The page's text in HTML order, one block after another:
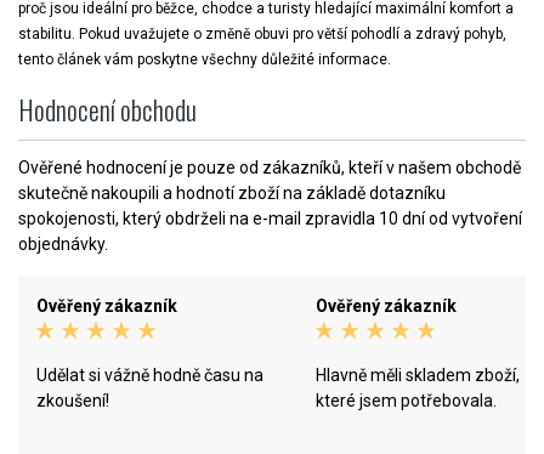
proč jsou ideální pro běžce, chodce a turisty hledající maximální komfort a
stabilitu. Pokud uvažujete o změně obuvi pro větší pohodlí a zdravý pohyb,
tento článek vám poskytne všechny důležité informace.
Hodnocení obchodu
Ověřené hodnocení je pouze od zákazníků, kteří v našem obchodě
skutečně nakoupili a hodnotí zboží na základě dotazníku
spokojenosti, který obdrželi na e-mail zpravidla 10 dní od vytvoření
objednávky.
Ověřený zákazník
Udělat si vážně hodně času na
zkoušení!
Ověřený zákazník
Hlavně měli skladem zboží,
které jsem potřebovala.